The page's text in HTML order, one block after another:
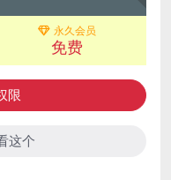
永久会员
免费
限
这个